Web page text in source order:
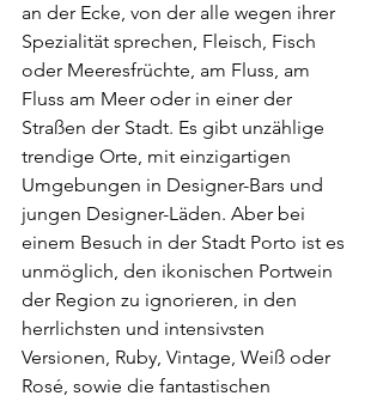
an der Ecke, von der alle wegen ihrer
Spezialität sprechen, Fleisch, Fisch
oder Meeresfrüchte, am Fluss, am
Fluss am Meer oder in einer der
Straßen der Stadt. Es gibt unzählige
trendige Orte, mit einzigartigen
Umgebungen in Designer-Bars und
jungen Designer-Läden. Aber bei
einem Besuch in der Stadt Porto ist es
unmöglich, den ikonischen Portwein
der Region zu ignorieren, in den
herrlichsten und intensivsten
Versionen, Ruby, Vintage, Weiß oder
Rosé, sowie die fantastischen